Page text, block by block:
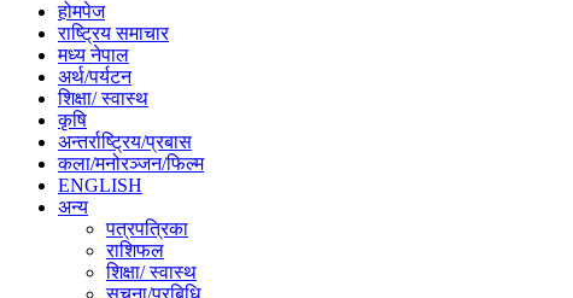
होमपेज
राष्ट्रिय समाचार
मध्य नेपाल
अर्थ/पर्यटन
शिक्षा/ स्वास्थ
कृषि
अन्तर्राष्ट्रिय/प्रबास
कला/मनोरञ्जन/फिल्म
ENGLISH
अन्य
पत्रपत्रिका
राशिफल
शिक्षा/ स्वास्थ
सूचना/प्रबिधि